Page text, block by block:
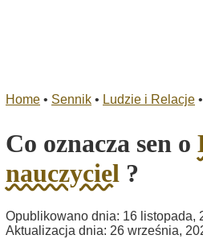
Home • Sennik • Ludzie i Relacje •
Co oznacza sen o
nauczyciel ?
Opublikowano dnia: 16 listopada,
Aktualizacja dnia: 26 września,